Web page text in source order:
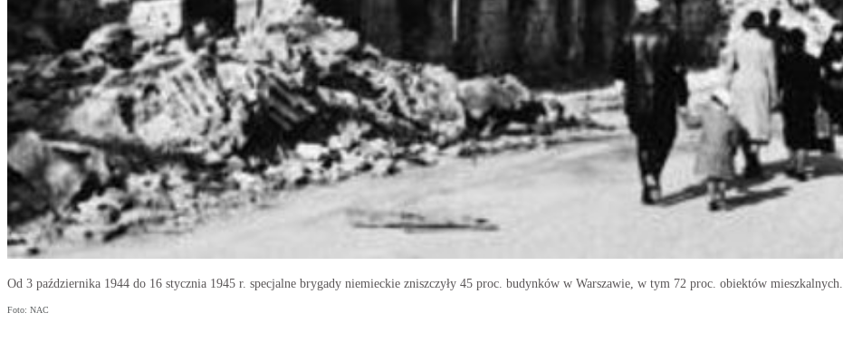
Od 3 października 1944 do 16 stycznia 1945 r. specjalne brygady niemieckie zniszczyły 45 proc. budynków w Warszawie, w tym 72 proc. obiektów mieszkalnych.
Foto: NAC